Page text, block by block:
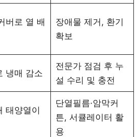
버로 열 배
장애물 제거, 환기
확보
냉매 감소
전문가 점검 후 누
설 수리 및 충전
태양열이
단열필름·암막커
튼, 서큘레이터 활
용